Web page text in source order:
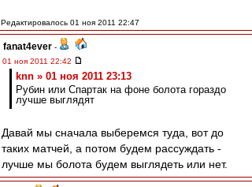
Редактировалось 01 ноя 2011 22:47
fanat4ever -
01 ноя 2011 22:42
knn » 01 ноя 2011 23:13
Рубин или Спартак на фоне болота гораздо
лучше выглядят
Давай мы сначала выберемся туда, вот до
таких матчей, а потом будем рассуждать -
лучше мы болота будем выглядеть или нет.